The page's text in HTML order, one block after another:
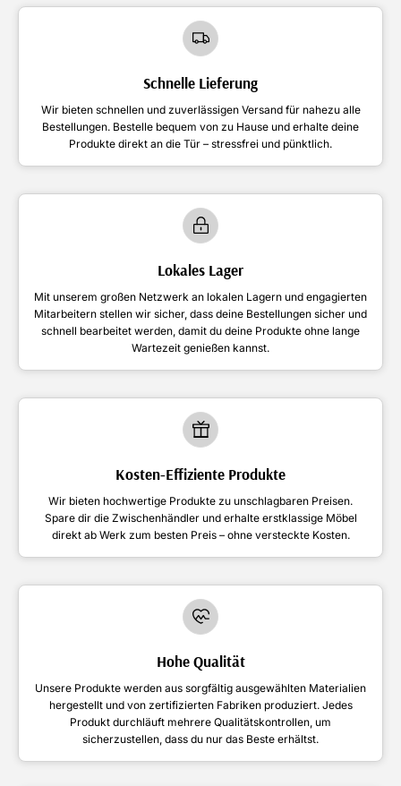
Schnelle Lieferung
Wir bieten schnellen und zuverlässigen Versand für nahezu alle
Bestellungen. Bestelle bequem von zu Hause und erhalte deine
Produkte direkt an die Tür – stressfrei und pünktlich.
Lokales Lager
Mit unserem großen Netzwerk an lokalen Lagern und engagierten
Mitarbeitern stellen wir sicher, dass deine Bestellungen sicher und
schnell bearbeitet werden, damit du deine Produkte ohne lange
Wartezeit genießen kannst.
Kosten-Effiziente Produkte
Wir bieten hochwertige Produkte zu unschlagbaren Preisen.
Spare dir die Zwischenhändler und erhalte erstklassige Möbel
direkt ab Werk zum besten Preis – ohne versteckte Kosten.
Hohe Qualität
Unsere Produkte werden aus sorgfältig ausgewählten Materialien
hergestellt und von zertifizierten Fabriken produziert. Jedes
Produkt durchläuft mehrere Qualitätskontrollen, um
sicherzustellen, dass du nur das Beste erhältst.